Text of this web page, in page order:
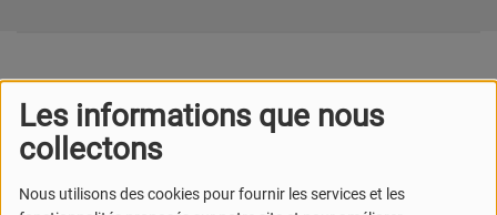
Les informations que nous
collectons
Nous utilisons des cookies pour fournir les services et les